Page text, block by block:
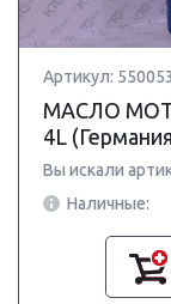
Артикул:
МАСЛО
4L
Вы искали
Наличные: